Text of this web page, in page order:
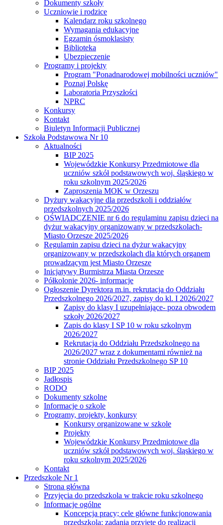
Dokumenty szkoły
Uczniowie i rodzice
Kalendarz roku szkolnego
Wymagania edukacyjne
Egzamin ósmoklasisty
Biblioteka
Ubezpieczenie
Programy i projekty
Program "Ponadnarodowej mobilności uczniów"
Poznaj Polskę
Laboratoria Przyszłości
NPRC
Konkursy
Kontakt
Biuletyn Informacji Publicznej
Szkoła Podstawowa Nr 10
Aktualności
BIP 2025
Wojewódzkie Konkursy Przedmiotowe dla
uczniów szkół podstawowych woj. śląskiego w
roku szkolnym 2025/2026
Zaproszenia MOK w Orzeszu
Dyżury wakacyjne dla przedszkoli i oddziałów
przedszkolnych 2025/2026
OŚWIADCZENIE nr 6 do regulaminu zapisu dzieci na
dyżur wakacyjny organizowany w przedszkolach-
Miasto Orzesze 2025/2026
Regulamin zapisu dzieci na dyżur wakacyjny
organizowany w przedszkolach dla których organem
prowadzącym jest Miasto Orzesze
Inicjatywy Burmistrza Miasta Orzesze
Półkolonie 2026- informacje
Ogłoszenie Dyrektora m.in. rekrutacja do Oddziału
Przedszkolnego 2026/2027, zapisy do kl. I 2026/2027
Zapisy do klasy I uzupełniające- poza obwodem
szkoły 2026/2027
Zapis do klasy I SP 10 w roku szkolnym
2026/2027
Rekrutacja do Oddziału Przedszkolnego na
2026/2027 wraz z dokumentami również na
stronie Oddziału Przedszkolnego SP 10
BIP 2025
Jadłospis
RODO
Dokumenty szkolne
Informacje o szkole
Programy, projekty, konkursy
Konkursy organizowane w szkole
Projekty
Wojewódzkie Konkursy Przedmiotowe dla
uczniów szkół podstawowych woj. śląskiego w
roku szkolnym 2025/2026
Kontakt
Przedszkole Nr 1
Strona główna
Przyjęcia do przedszkola w trakcie roku szkolnego
Informacje ogólne
Koncepcja pracy; cele główne funkcjonowania
przedszkola; zadania przyjęte do realizacji